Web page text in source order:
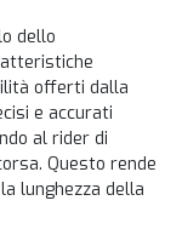
dello
offerti dalla
e accurati
al rider di
Questo rende
lunghezza della